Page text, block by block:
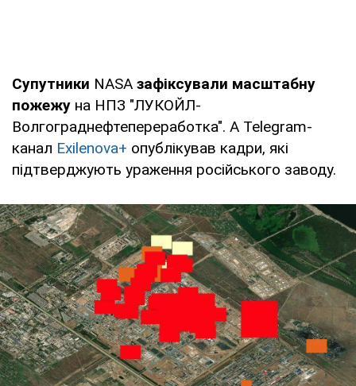
Супутники NASA зафіксували масштабну
пожежу на НПЗ "ЛУКОЙЛ-
Волгограднефтепереработка". А Telegram-
канал Exilenova+ опублікував кадри, які
підтверджують ураження російського заводу.